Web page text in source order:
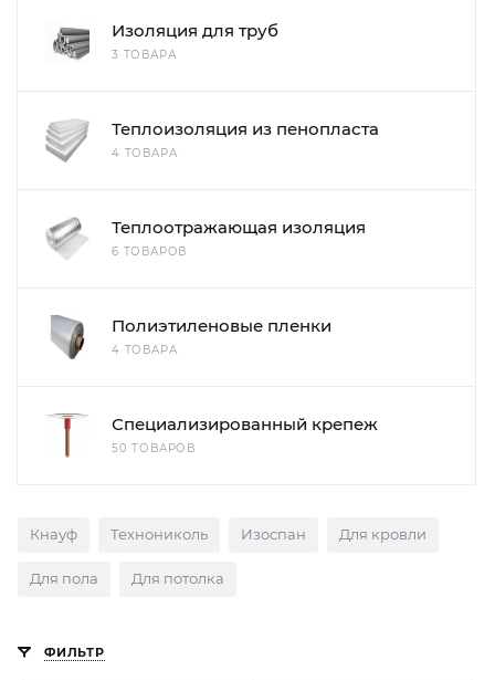
Изоляция для труб
3 ТОВАРА
Теплоизоляция из пенопласта
4 ТОВАРА
Теплоотражающая изоляция
6 ТОВАРОВ
Полиэтиленовые пленки
4 ТОВАРА
Специализированный крепеж
50 ТОВАРОВ
Кнауф Технониколь Изоспан Для кровли
Для пола Для потолка
ФИЛЬТР